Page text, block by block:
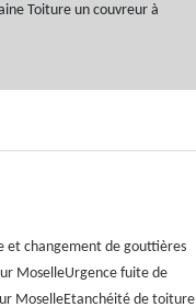
Toiture un couvreur à
et changement de gouttières
MoselleUrgence fuite de
MoselleEtanchéité de toiture